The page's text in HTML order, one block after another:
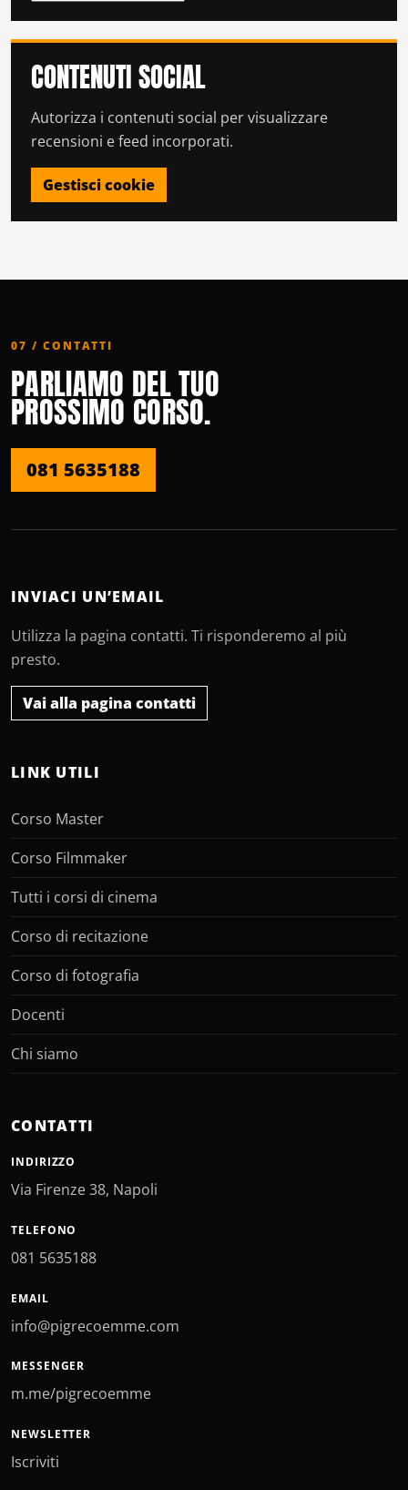
CONTENUTI SOCIAL
Autorizza i contenuti social per visualizzare
recensioni e feed incorporati.
Gestisci cookie
07 / CONTATTI
PARLIAMO DEL TUO
PROSSIMO CORSO.
081 5635188
INVIACI UN’EMAIL
Utilizza la pagina contatti. Ti risponderemo al più
presto.
Vai alla pagina contatti
LINK UTILI
Corso Master
Corso Filmmaker
Tutti i corsi di cinema
Corso di recitazione
Corso di fotografia
Docenti
Chi siamo
CONTATTI
INDIRIZZO
Via Firenze 38, Napoli
TELEFONO
081 5635188
EMAIL
info@pigrecoemme.com
MESSENGER
m.me/pigrecoemme
NEWSLETTER
Iscriviti